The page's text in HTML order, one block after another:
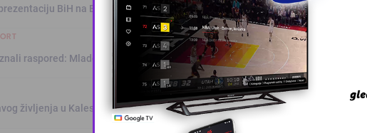
BiH na Evropskom prvenstvu u Parizu
raspored: Mladost sezonu otvara u S …
življenja u Kalesiji okupio pčelare i lju …